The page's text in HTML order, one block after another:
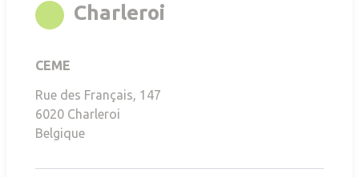
Charleroi
CEME
Rue des Français, 147
6020 Charleroi
Belgique